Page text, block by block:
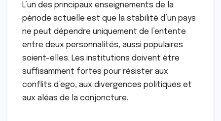
L’un des principaux enseignements de la
période actuelle est que la stabilité d’un pays
ne peut dépendre uniquement de l’entente
entre deux personnalités, aussi populaires
soient-elles. Les institutions doivent être
suffisamment fortes pour résister aux
conflits d’ego, aux divergences politiques et
aux aléas de la conjoncture.